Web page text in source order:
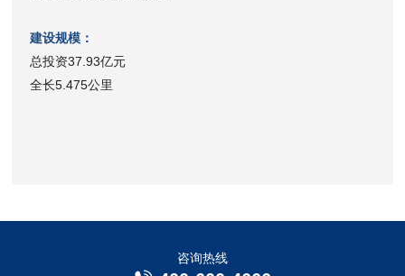
建设规模：
总投资37.93亿元
全长5.475公里
咨询热线